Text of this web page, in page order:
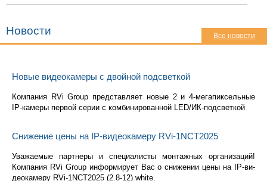
Новости
Новые видеокамеры с двойной подсветкой
Ком­па­ния RVi Group пред­став­ля­ет новые 2 и 4-ме­га­пик­сель­ные
IP-ка­ме­ры пер­вой серии с ком­би­ни­ро­ван­ной LED/ИК-под­свет­кой
Снижение цены на IP-видеокамеру RVi-1NCT2025
Ува­жа­е­мые парт­не­ры и спе­ци­а­ли­сты мон­таж­ных ор­га­ни­за­ций!
Ком­па­ния RVi Group ин­фор­ми­ру­ет Вас о сни­же­нии цены на IP-ви­
део­ка­ме­ру RVi-1NCT2025 (2.8-12) white.
Все новости